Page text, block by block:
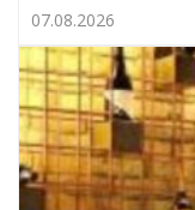
07.08.2026